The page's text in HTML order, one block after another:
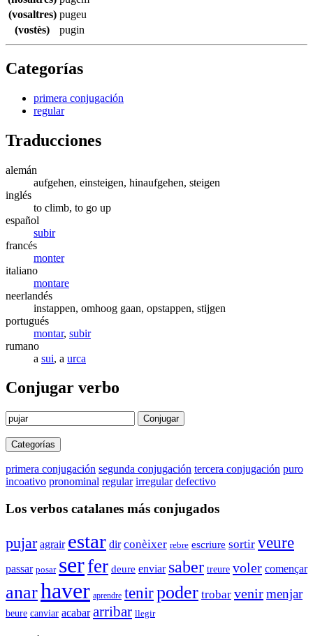
(vosaltres) pugeu
(vostès)
pugin
Categorías
primera conjugación
regular
Traducciones
alemán
aufgehen, einsteigen, hinaufgehen, steigen
inglés
to climb, to go up
español
subir
francés
monter
italiano
montare
neerlandés
instappen, omhoog gaan, opstappen, stijgen
portugués
montar, subir
rumano
a sui, a urca
Conjugar verbo
Conjugar
Categorías
primera conjugación segunda conjugación tercera conjugación puro
incoativo pronominal regular irregular defectivo
Los verbos catalanes más conjugados
pujar agrair estar dir conèixer rebre escriure sortir veure
passar posar serfer deure enviar saber treure voler començar
anarhaver aprendre tenirpoder trobar venirmenjar
beure canviar acabar arribar llegir